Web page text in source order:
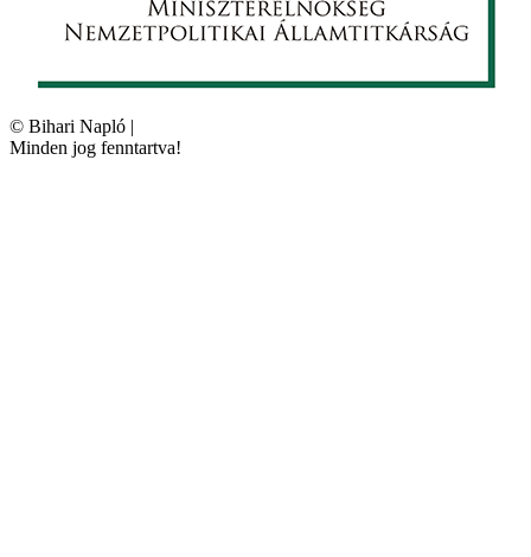
© Bihari Napló |
Minden jog fenntartva!